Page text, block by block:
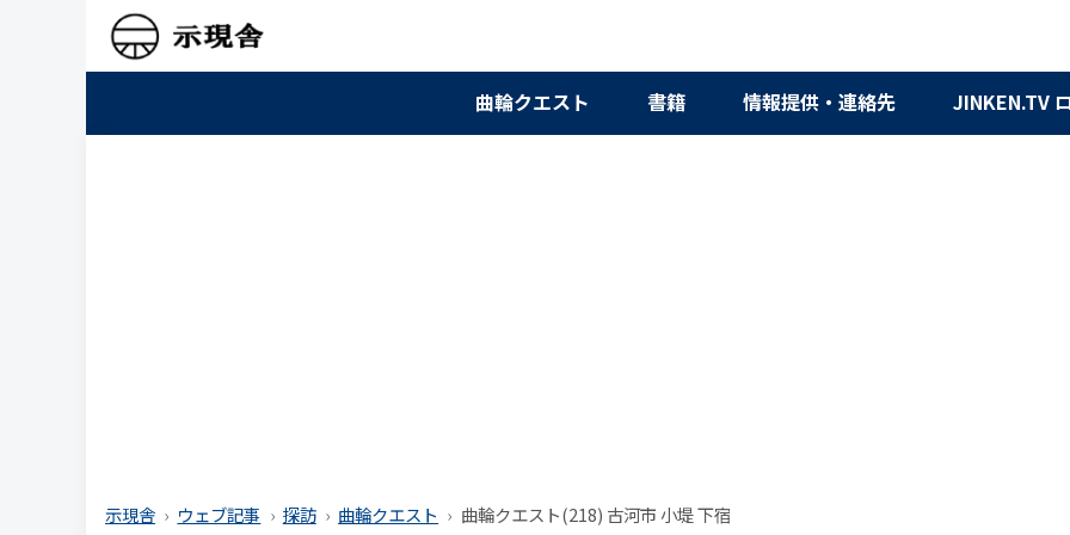
曲輪クエスト 書籍 情報提供・連絡先 JINKEN.TV
示現舎 ウェブ記事 探訪 曲輪クエスト 曲輪クエスト(218) 古河市 小堤 下宿